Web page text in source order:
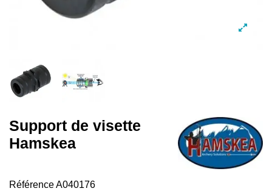
Support de visette
Hamskea
RéférenceA040176